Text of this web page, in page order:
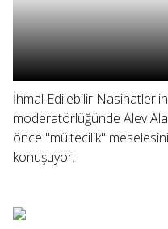
İhmal Edilebilir
moderatörlüğünde Alev
önce "mültecilik"
konuşuyor.